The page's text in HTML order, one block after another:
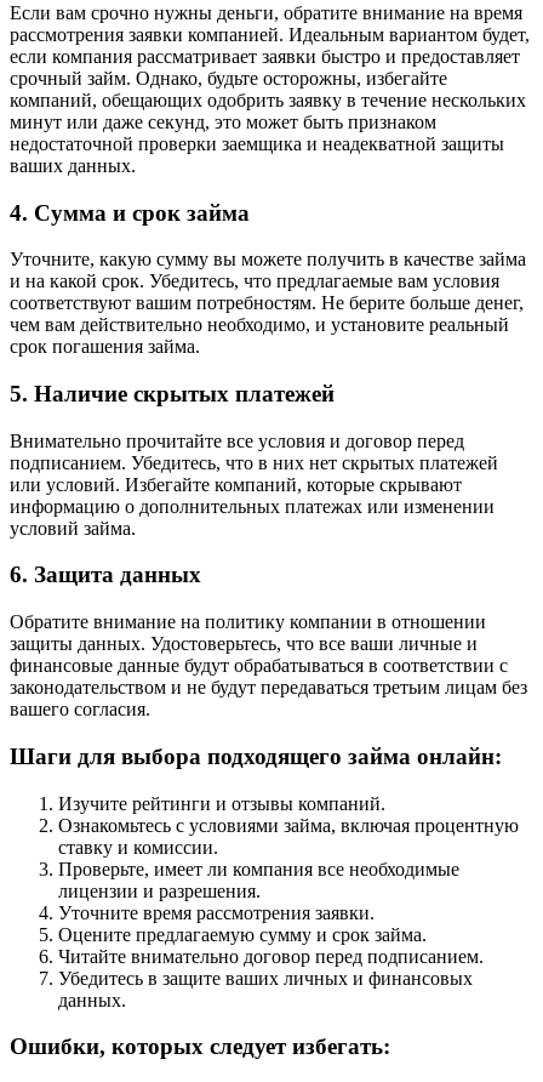
Если вам срочно нужны деньги, обратите внимание на время
рассмотрения заявки компанией. Идеальным вариантом будет,
если компания рассматривает заявки быстро и предоставляет
срочный займ. Однако, будьте осторожны, избегайте
компаний, обещающих одобрить заявку в течение нескольких
минут или даже секунд, это может быть признаком
недостаточной проверки заемщика и неадекватной защиты
ваших данных.
4. Сумма и срок займа
Уточните, какую сумму вы можете получить в качестве займа
и на какой срок. Убедитесь, что предлагаемые вам условия
соответствуют вашим потребностям. Не берите больше денег,
чем вам действительно необходимо, и установите реальный
срок погашения займа.
5. Наличие скрытых платежей
Внимательно прочитайте все условия и договор перед
подписанием. Убедитесь, что в них нет скрытых платежей
или условий. Избегайте компаний, которые скрывают
информацию о дополнительных платежах или изменении
условий займа.
6. Защита данных
Обратите внимание на политику компании в отношении
защиты данных. Удостоверьтесь, что все ваши личные и
финансовые данные будут обрабатываться в соответствии с
законодательством и не будут передаваться третьим лицам без
вашего согласия.
Шаги для выбора подходящего займа онлайн:
Изучите рейтинги и отзывы компаний.
Ознакомьтесь с условиями займа, включая процентную
ставку и комиссии.
Проверьте, имеет ли компания все необходимые
лицензии и разрешения.
Уточните время рассмотрения заявки.
Оцените предлагаемую сумму и срок займа.
Читайте внимательно договор перед подписанием.
Убедитесь в защите ваших личных и финансовых
данных.
Ошибки, которых следует избегать: